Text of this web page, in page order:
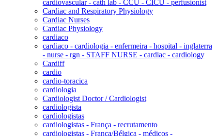
cardiovascular - cath lab - CCU - CICU - perfusionist
Cardiac and Respiratory Physiology
Cardiac Nurses
Cardiac Physiology
cardiaco
cardiaco - cardiologia - enfermeira - hospital - inglaterra
- nurse - rgn - STAFF NURSE - cardiac - cardiology
Cardiff
cardio
cardio-toracica
cardiologia
Cardiologist Doctor / Cardiologist
cardiologista
cardiologistas
cardiologistas - França - recrutamento
cardiologistas - França/Bélgica - médicos -